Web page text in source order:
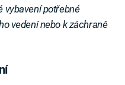
vybavení potřebné
vedení nebo k záchraně